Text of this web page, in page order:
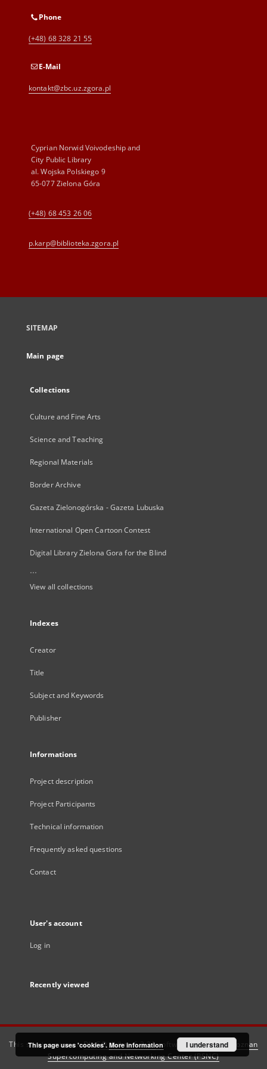
Phone
(+48) 68 328 21 55
E-Mail
kontakt@zbc.uz.zgora.pl
Cyprian Norwid Voivodeship and
City Public Library
al. Wojska Polskiego 9
65-077 Zielona Góra
(+48) 68 453 26 06
p.karp@biblioteka.zgora.pl
SITEMAP
Main page
Collections
Culture and Fine Arts
Science and Teaching
Regional Materials
Border Archive
Gazeta Zielonogórska - Gazeta Lubuska
International Open Cartoon Contest
Digital Library Zielona Gora for the Blind
...
View all collections
Indexes
Creator
Title
Subject and Keywords
Publisher
Informations
Project description
Project Participants
Technical information
Frequently asked questions
Contact
User's account
Log in
Recently viewed
This service runs onDInGO dLibra 6.3.21software created by
Poznan
Supercomputing and Networking Center (PSNC)
This page uses 'cookies'. More information I understand